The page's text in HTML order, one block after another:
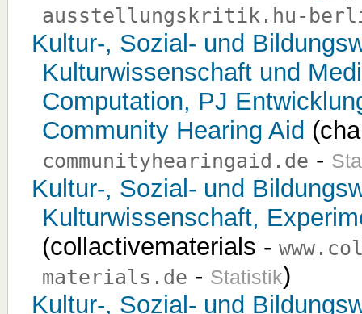
ausstellungskritik.hu-
Kultur-, Sozial- und
Kulturwissenschaft und
Computation, PJ
Community Hearing Aid
communityhearingaid.de -
Kultur-, Sozial- und
Kulturwissenschaft,
(collactivematerials -
materials.de - Statistik)
Kultur-, Sozial- und